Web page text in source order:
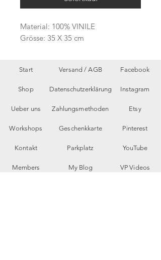
Material: 100% VINILE
Grösse: 35 X 35 cm
Start
Shop
Ueber uns
Workshops
Kontakt
Members
Versand /AGB
Datenschutzerklärung
Zahlungsmethoden
Geschenkkarte
Parkplatz
My Blog
Facebook
Instagram
Etsy
Pinterest
YouTube
VP Videos